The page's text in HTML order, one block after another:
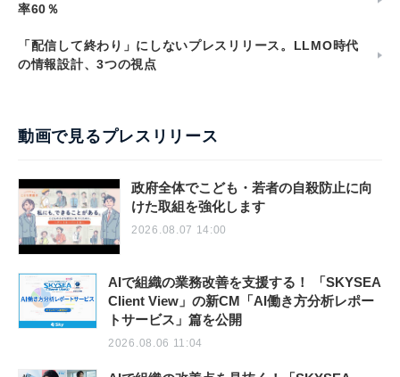
率60％
「配信して終わり」にしないプレスリリース。LLMO時代
の情報設計、3つの視点
動画で見るプレスリリース
政府全体でこども・若者の自殺防止に向
けた取組を強化します
2026.08.07 14:00
AIで組織の業務改善を支援する！ 「SKYSEA
Client View」の新CM「AI働き方分析レポー
トサービス」篇を公開
2026.08.06 11:04